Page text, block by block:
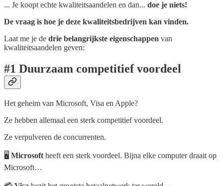
... Je koopt echte kwaliteitsaandelen en dan... doe je niets!
De vraag is hoe je deze kwaliteitsbedrijven kan vinden.
Laat me je de drie belangrijkste eigenschappen van
kwaliteitsaandelen geven:
#1 Duurzaam competitief voordeel
Het geheim van Microsoft, Visa en Apple?
Ze hebben allemaal een sterk competitief voordeel.
Ze verpulveren de concurrenten.
🖥️ Microsoft heeft een sterk voordeel. Bijna elke computer draait op
Microsoft…